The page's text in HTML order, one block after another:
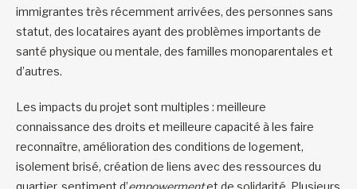
immigrantes très récemment arrivées, des personnes sans
statut, des locataires ayant des problèmes importants de
santé physique ou mentale, des familles monoparentales et
d’autres.
Les impacts du projet sont multiples : meilleure
connaissance des droits et meilleure capacité à les faire
reconnaître, amélioration des conditions de logement,
isolement brisé, création de liens avec des ressources du
quartier, sentiment d’empowermentet de solidarité. Plusieurs